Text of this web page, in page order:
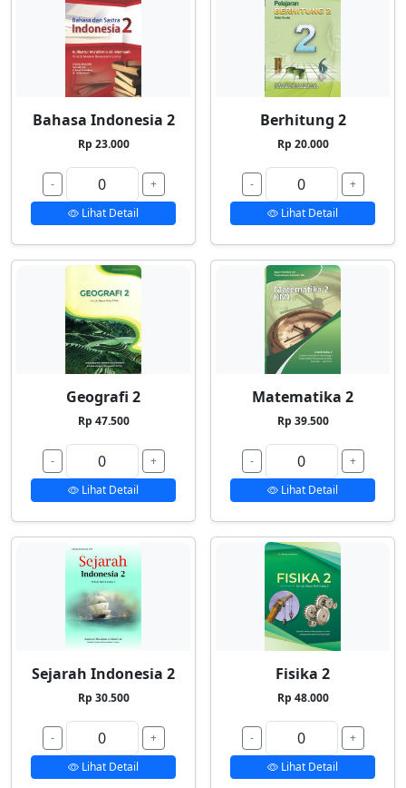
Bahasa Indonesia 2
Rp 23.000
-
+
Lihat Detail
Berhitung 2
Rp 20.000
-
+
Lihat Detail
Geografi 2
Rp 47.500
-
+
Lihat Detail
Matematika 2
Rp 39.500
-
+
Lihat Detail
Sejarah Indonesia 2
Rp 30.500
-
+
Lihat Detail
Fisika 2
Rp 48.000
-
+
Lihat Detail